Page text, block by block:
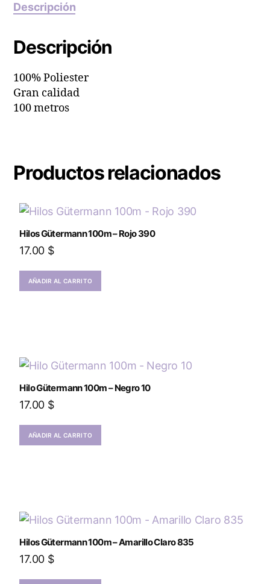
Descripción
Descripción
100% Poliester
Gran calidad
100 metros
Productos relacionados
Hilos Gütermann 100m – Rojo 390
17.00 $
AÑADIR AL CARRITO
Hilo Gütermann 100m – Negro 10
17.00 $
AÑADIR AL CARRITO
Hilos Gütermann 100m – Amarillo Claro 835
17.00 $